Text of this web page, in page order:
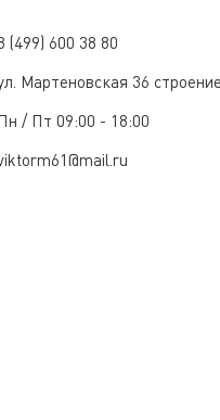
(499) 600 38 80
Мартеновская 36
/ Пт 09:00 - 18:00